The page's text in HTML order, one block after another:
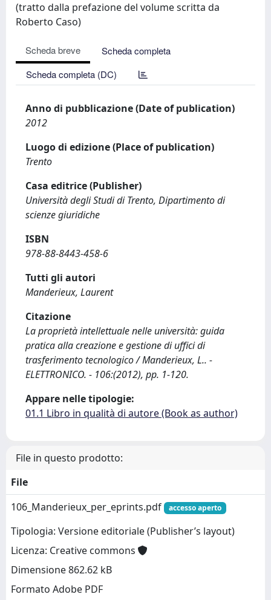
(tratto dalla prefazione del volume scritta da
Roberto Caso)
Scheda breve
Scheda completa
Scheda completa (DC)
Anno di pubblicazione (Date of publication)
2012
Luogo di edizione (Place of publication)
Trento
Casa editrice (Publisher)
Università degli Studi di Trento, Dipartimento di
scienze giuridiche
ISBN
978-88-8443-458-6
Tutti gli autori
Manderieux, Laurent
Citazione
La proprietà intellettuale nelle università: guida
pratica alla creazione e gestione di uffici di
trasferimento tecnologico / Manderieux, L.. -
ELETTRONICO. - 106:(2012), pp. 1-120.
Appare nelle tipologie:
01.1 Libro in qualità di autore (Book as author)
File in questo prodotto:
File
106_Manderieux_per_eprints.pdf
accesso aperto
Tipologia: Versione editoriale (Publisher’s layout)
Licenza: Creative commons
Dimensione 862.62 kB
Formato Adobe PDF